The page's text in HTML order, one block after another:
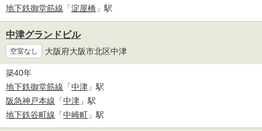
地下鉄御堂筋線 「淀屋橋 」駅
中津グランドビル
空室なし 大阪府大阪市北区中津
築40年
地下鉄御堂筋線 「中津 」駅
阪急神戸本線 「中津 」駅
地下鉄谷町線 「中崎町 」駅